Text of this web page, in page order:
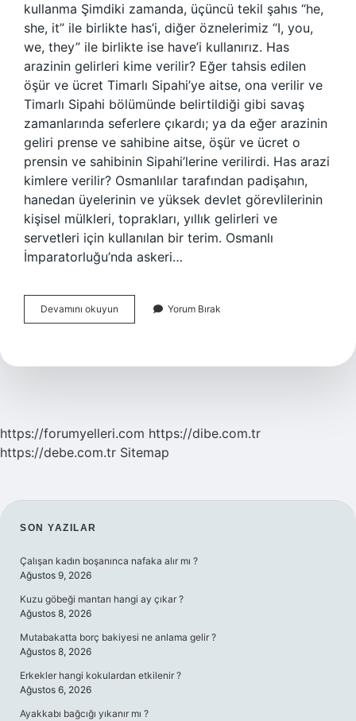
kullanma Şimdiki zamanda, üçüncü tekil şahıs “he,
she, it” ile birlikte has’i, diğer öznelerimiz “I, you,
we, they” ile birlikte ise have’i kullanırız. Has
arazinin gelirleri kime verilir? Eğer tahsis edilen
öşür ve ücret Timarlı Sipahi’ye aitse, ona verilir ve
Timarlı Sipahi bölümünde belirtildiği gibi savaş
zamanlarında seferlere çıkardı; ya da eğer arazinin
geliri prense ve sahibine aitse, öşür ve ücret o
prensin ve sahibinin Sipahi’lerine verilirdi. Has arazi
kimlere verilir? Osmanlılar tarafından padişahın,
hanedan üyelerinin ve yüksek devlet görevlilerinin
kişisel mülkleri, toprakları, yıllık gelirleri ve
servetleri için kullanılan bir terim. Osmanlı
İmparatorluğu’nda askeri…
Devamını okuyun
Kimlere
Yorum Bırak
https://forumyelleri.com https://dibe.com.tr
https://debe.com.tr Sitemap
SIDEBAR
SON YAZILAR
Çalışan kadın boşanınca nafaka alır mı ?
Ağustos 9, 2026
Kuzu göbeği mantarı hangi ay çıkar ?
Ağustos 8, 2026
Mutabakatta borç bakiyesi ne anlama gelir ?
Ağustos 8, 2026
Erkekler hangi kokulardan etkilenir ?
Ağustos 6, 2026
Ayakkabı bağcığı yıkanır mı ?